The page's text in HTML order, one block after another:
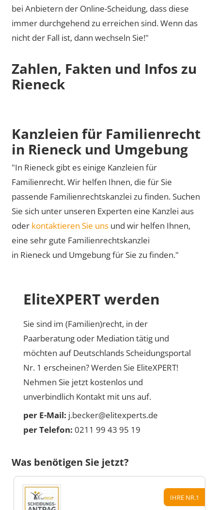
bei Anbietern der Online-Scheidung, dass diese
immer durchgehend zu erreichen sind. Wenn das
nicht der Fall ist, dann wechseln Sie!"
Zahlen, Fakten und Infos zu
Rieneck
Kanzleien für Familienrecht
in Rieneck und Umgebung
"In Rieneck gibt es einige Kanzleien für
Familienrecht. Wir helfen Ihnen, die für Sie
passende Familienrechtskanzlei zu finden. Suchen
Sie sich unter unseren Experten eine Kanzlei aus
oder kontaktieren Sie uns und wir helfen Ihnen,
eine sehr gute Familienrechtskanzlei
in Rieneck und Umgebung für Sie zu finden."
EliteXPERT werden
Sie sind im (Familien)recht, in der
Paarberatung oder Mediation tätig und
möchten auf Deutschlands Scheidungsportal
Nr. 1 erscheinen? Werden Sie EliteXPERT!
Nehmen Sie jetzt kostenlos und
unverbindlich Kontakt mit uns auf.
per E-Mail: j.becker@elitexperts.de
per Telefon: 0211 99 43 95 19
Was benötigen Sie jetzt?
IHRE NR.1